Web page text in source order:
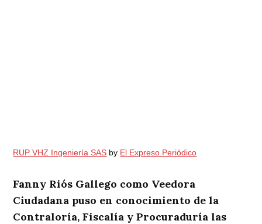
RUP VHZ Ingeniería SAS by El Expreso Periódico
Fanny Riós Gallego como Veedora
Ciudadana puso en conocimiento de la
Contraloría, Fiscalía y Procuraduría las